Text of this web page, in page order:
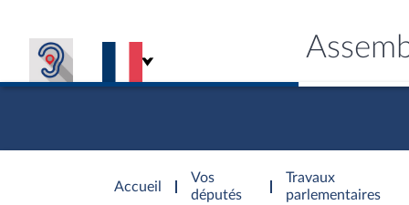
Accueil
d'accueil
Vos
députés
Travaux
parlementaires